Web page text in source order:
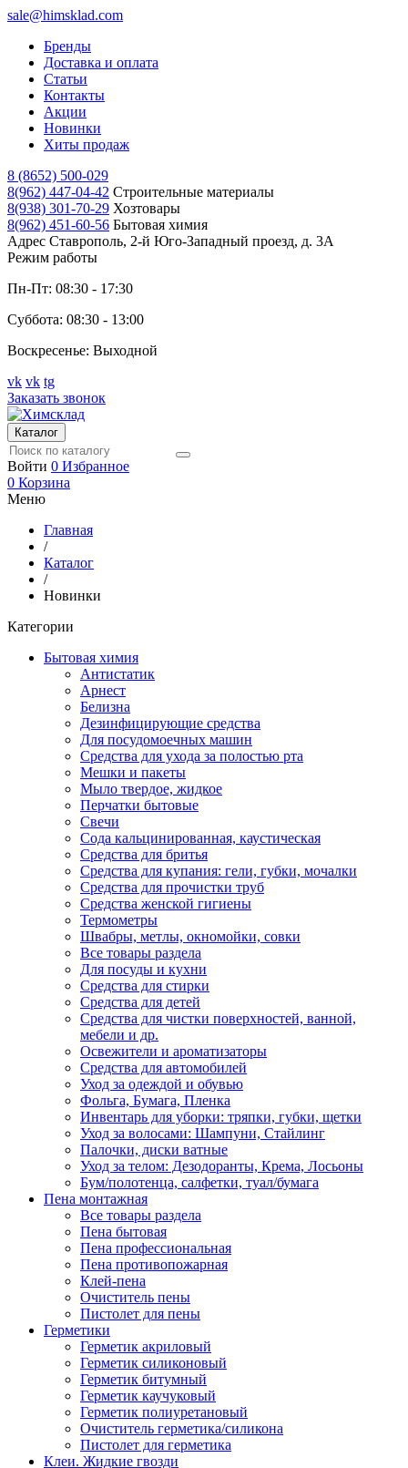
sale@himsklad.com
Бренды
Доставка и оплата
Статьи
Контакты
Акции
Новинки
Хиты продаж
8 (8652) 500-029
8(962) 447-04-42 Строительные материалы
8(938) 301-70-29 Хозтовары
8(962) 451-60-56 Бытовая химия
Адрес Ставрополь, 2-й Юго-Западный проезд, д. 3А
Режим работы
Пн-Пт: 08:30 - 17:30
Суббота: 08:30 - 13:00
Воскресенье: Выходной
vk vk tg
Заказать звонок
Каталог
Войти 0 Избранное
0 Корзина
Меню
Главная
/
Каталог
/
Новинки
Категории
Бытовая химия
Антистатик
Арнест
Белизна
Дезинфицирующие средства
Для посудомоечных машин
Средства для ухода за полостью рта
Мешки и пакеты
Мыло твердое, жидкое
Перчатки бытовые
Свечи
Сода кальцинированная, каустическая
Средства для бритья
Средства для купания: гели, губки, мочалки
Средства для прочистки труб
Средства женской гигиены
Термометры
Швабры, метлы, окномойки, совки
Все товары раздела
Для посуды и кухни
Средства для стирки
Средства для детей
Средства для чистки поверхностей, ванной,
мебели и др.
Освежители и ароматизаторы
Средства для автомобилей
Уход за одеждой и обувью
Фольга, Бумага, Пленка
Инвентарь для уборки: тряпки, губки, щетки
Уход за волосами: Шампуни, Стайлинг
Палочки, диски ватные
Уход за телом: Дезодоранты, Крема, Лосьоны
Бум/полотенца, салфетки, туал/бумага
Пена монтажная
Все товары раздела
Пена бытовая
Пена профессиональная
Пена противопожарная
Клей-пена
Очиститель пены
Пистолет для пены
Герметики
Герметик акриловый
Герметик силиконовый
Герметик битумный
Герметик каучуковый
Герметик полиуретановый
Очиститель герметика/силикона
Пистолет для герметика
Клеи. Жидкие гвозди